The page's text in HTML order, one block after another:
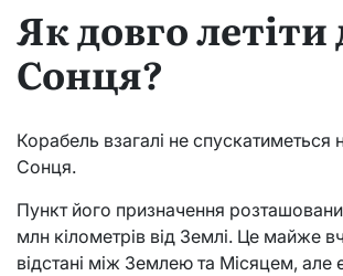
Як довго летіти
Сонця?
Корабель взагалі не
Сонця.
Пункт його призначення
млн кілометрів від Землі. Це майже
відстані між Землею та Місяцем, але